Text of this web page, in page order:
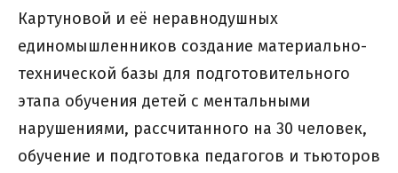
Картуновой и её неравнодушных
единомышленников создание материально-
технической базы для подготовительного
этапа обучения детей с ментальными
нарушениями, рассчитанного на 30 человек,
обучение и подготовка педагогов и тьюторов